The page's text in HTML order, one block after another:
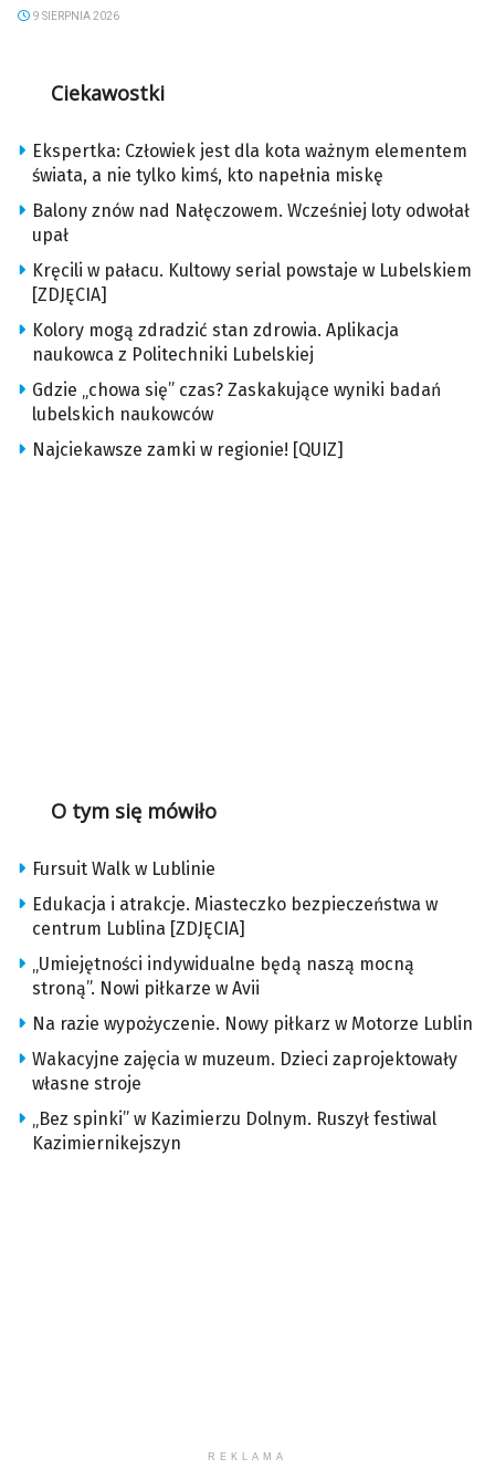
9 SIERPNIA 2026
Ciekawostki
Ekspertka: Człowiek jest dla kota ważnym elementem
świata, a nie tylko kimś, kto napełnia miskę
Balony znów nad Nałęczowem. Wcześniej loty odwołał
upał
Kręcili w pałacu. Kultowy serial powstaje w Lubelskiem
[ZDJĘCIA]
Kolory mogą zdradzić stan zdrowia. Aplikacja
naukowca z Politechniki Lubelskiej
Gdzie „chowa się” czas? Zaskakujące wyniki badań
lubelskich naukowców
Najciekawsze zamki w regionie! [QUIZ]
O tym się mówiło
Fursuit Walk w Lublinie
Edukacja i atrakcje. Miasteczko bezpieczeństwa w
centrum Lublina [ZDJĘCIA]
„Umiejętności indywidualne będą naszą mocną
stroną”. Nowi piłkarze w Avii
Na razie wypożyczenie. Nowy piłkarz w Motorze Lublin
Wakacyjne zajęcia w muzeum. Dzieci zaprojektowały
własne stroje
„Bez spinki” w Kazimierzu Dolnym. Ruszył festiwal
Kazimiernikejszyn
REKLAMA